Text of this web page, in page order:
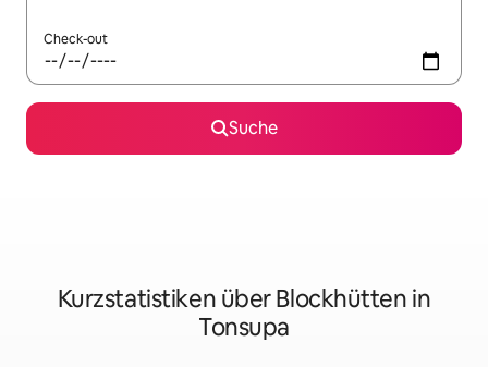
Check-out
Suche
Kurzstatistiken über Blockhütten in
Tonsupa